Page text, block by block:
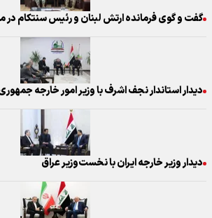
گفت و گوی فرمانده ارتش لبنان و رئیس سنتکام در
دیدار استاندار نجف اشرف با وزیر امور خارجه
دیدار وزیر خارجه ایران با نخست‌وزیر عراق